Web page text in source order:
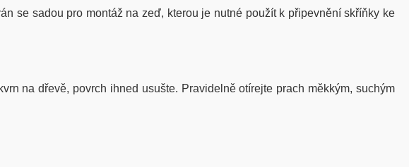
se sadou pro montáž na zeď, kterou je nutné použít k připevnění skříňky ke
na dřevě, povrch ihned usušte. Pravidelně otírejte prach měkkým, suchým